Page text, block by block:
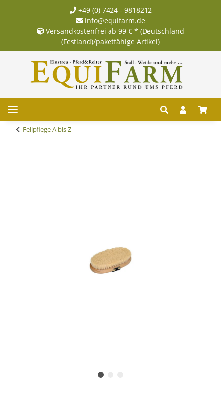
+49 (0) 7424 - 9818212
info@equifarm.de
Versandkostenfrei ab 99 € * (Deutschland
(Festland)/paketfähige Artikel)
Fellpflege A bis Z